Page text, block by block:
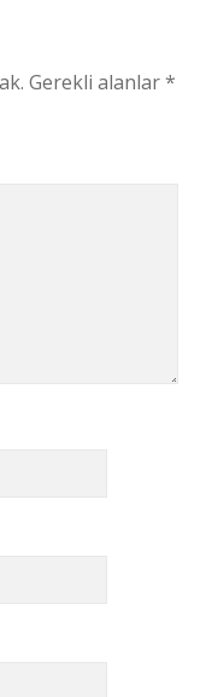
Gerekli alanlar*